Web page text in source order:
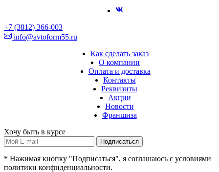
+7 (3812) 366-003
info@avtoform55.ru
Как сделать заказ
О компании
Оплата и доставка
Контакты
Реквизиты
Акции
Новости
Франшиза
Хочу быть в курсе
Подписаться
* Нажимая кнопку "Подписаться", я соглашаюсь с условиями
политики конфиденциальности.